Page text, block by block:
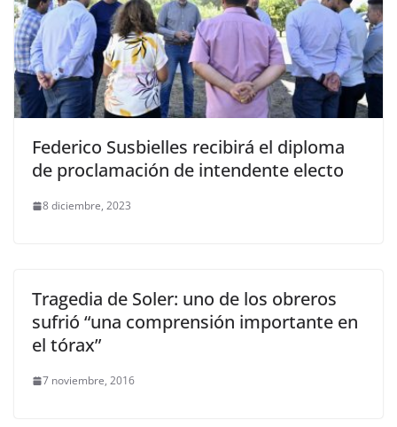
Federico Susbielles recibirá el diploma
de proclamación de intendente electo
8 diciembre, 2023
Tragedia de Soler: uno de los obreros
sufrió “una comprensión importante en
el tórax”
7 noviembre, 2016